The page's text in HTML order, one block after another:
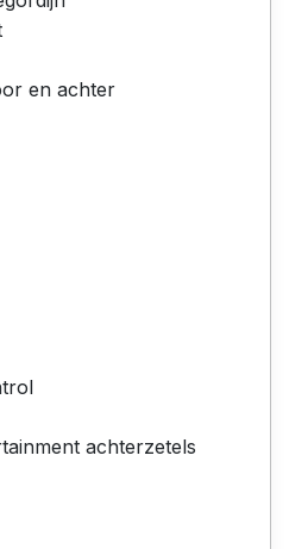
en achter
achterzetels